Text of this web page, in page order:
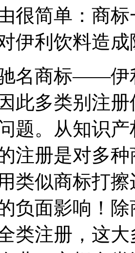
很简单：商
伊利饮料造
名商标——伊
此多类别注
题。从知识
注册是对多
类似商标打
负面影响！
类注册，这